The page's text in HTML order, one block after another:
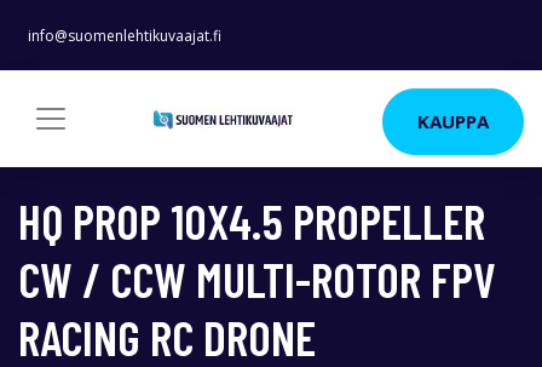
info@suomenlehtikuvaajat.fi
KAUPPA
HQ PROP 10X4.5 PROPELLER
CW / CCW MULTI-ROTOR FPV
RACING RC DRONE